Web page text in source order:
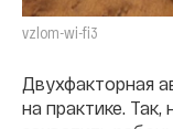
vzlom-wi-fi3
Двухфакторная
на практике.